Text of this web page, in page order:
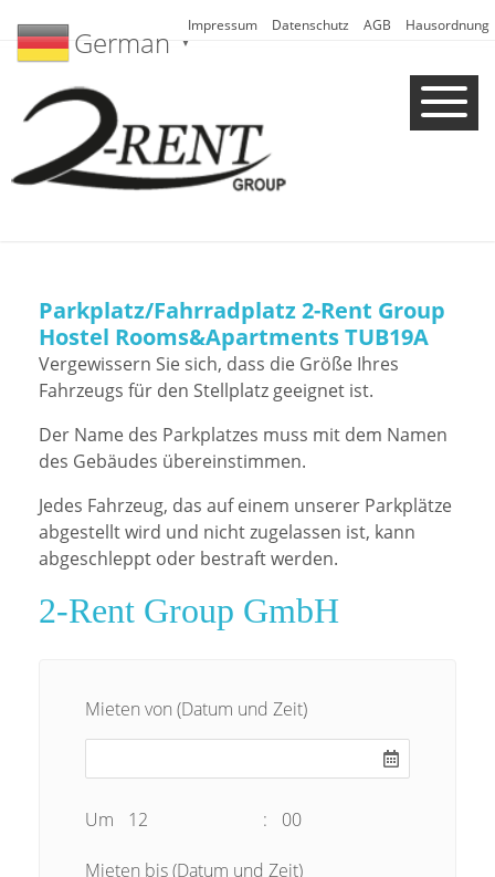
Impressum Datenschutz AGB Hausordnung
Parkplatz/Fahrradplatz 2-Rent Group
Hostel Rooms&Apartments TUB19A
Vergewissern Sie sich, dass die Größe Ihres
Fahrzeugs für den Stellplatz geeignet ist.
Der Name des Parkplatzes muss mit dem Namen
des Gebäudes übereinstimmen.
Jedes Fahrzeug, das auf einem unserer Parkplätze
abgestellt wird und nicht zugelassen ist, kann
abgeschleppt oder bestraft werden.
2-Rent Group GmbH
Mieten von (Datum und Zeit)
Um 12 : 00
Mieten bis (Datum und Zeit)
German ▼